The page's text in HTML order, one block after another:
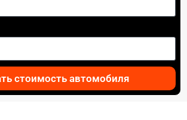
стоимость автомобиля